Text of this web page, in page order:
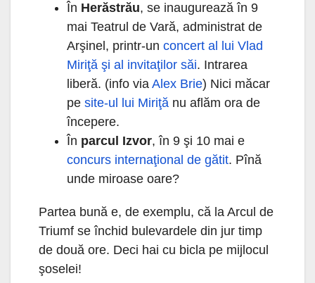
În Herăstrău, se inaugurează în 9
mai Teatrul de Vară, administrat de
Arşinel, printr-un concert al lui Vlad
Miriţă şi al invitaţilor săi. Intrarea
liberă. (info via Alex Brie) Nici măcar
pe site-ul lui Miriţă nu aflăm ora de
începere.
În parcul Izvor, în 9 şi 10 mai e
concurs internaţional de gătit. Pînă
unde miroase oare?
Partea bună e, de exemplu, că la Arcul de
Triumf se închid bulevardele din jur timp
de două ore. Deci hai cu bicla pe mijlocul
şoselei!